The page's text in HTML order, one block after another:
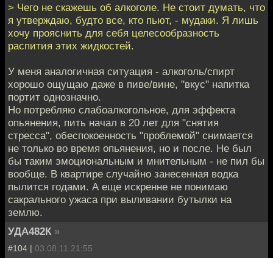
> Чего не скажешь об алкоголе. Не стоит думать, что
я утверждаю, будто все, кто пьют, - мудаки. Я лишь
хочу прояснить для себя целесообразность
распития этих жидкостей.
У меня аналогичная ситуация - алкоголь/спирт
хорошо ощущаю даже в пиве/вине, "вкус" напитка
портит однозначно.
Но потребляю слабоалкогольное, для эффекта
опьянения, пить начал в 20 лет для "снятия
стресса", обеспокоенность "проблемой" снимается
не только во время опьянения, но и после. Не был
бы таким эмоциональным и мнительным - не пил бы
вообще. В квартире случайно занесенная водка
пылится годами. А еще искренне не понимаю
сакрального ужаса при выливании бутылки на
землю.
УДА482К »
#104 | 03.08.11 21:55